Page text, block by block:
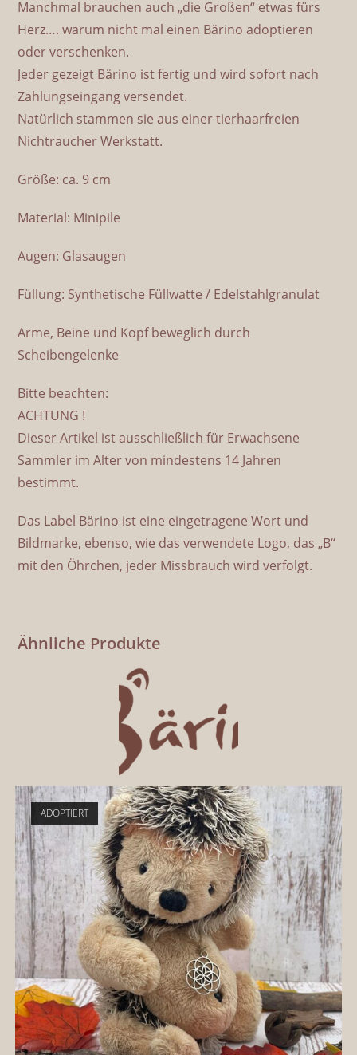
Manchmal brauchen auch „die Großen“ etwas fürs
Herz…. warum nicht mal einen Bärino adoptieren
oder verschenken.
Jeder gezeigt Bärino ist fertig und wird sofort nach
Zahlungseingang versendet.
Natürlich stammen sie aus einer tierhaarfreien
Nichtraucher Werkstatt.
Größe: ca. 9 cm
Material: Minipile
Augen: Glasaugen
Füllung: Synthetische Füllwatte / Edelstahlgranulat
Arme, Beine und Kopf beweglich durch
Scheibengelenke
Bitte beachten:
ACHTUNG !
Dieser Artikel ist ausschließlich für Erwachsene
Sammler im Alter von mindestens 14 Jahren
bestimmt.
Das Label Bärino ist eine eingetragene Wort und
Bildmarke, ebenso, wie das verwendete Logo, das „B“
mit den Öhrchen, jeder Missbrauch wird verfolgt.
Ähnliche Produkte
ADOPTIERT